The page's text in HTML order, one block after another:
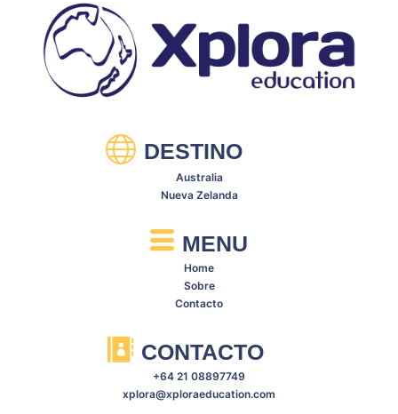
DESTINO
Australia
Nueva Zelanda
MENU
Home
Sobre
Contacto
CONTACTO
+64 21 08897749
xplora@xploraeducation.com